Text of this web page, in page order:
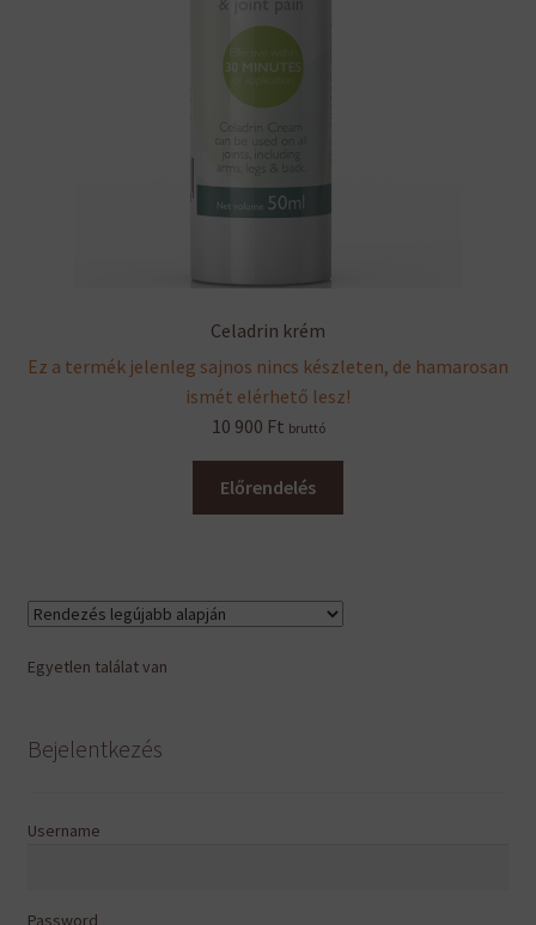
Celadrin krém
Ez a termék jelenleg sajnos nincs készleten, de hamarosan
ismét elérhető lesz!
10 900 Ft bruttó
Előrendelés
Egyetlen találat van
Bejelentkezés
Username
Password